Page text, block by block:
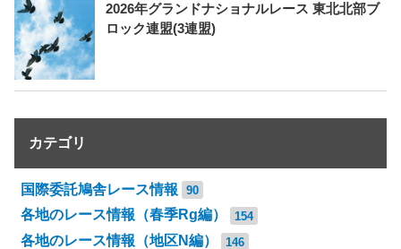
2026年グランドナショナルレース 東北北部ブ
ロック連盟(3連盟)
カテゴリ
国際委託鳩舎レース情報 90
各地のレース情報（春季Rg編） 154
各地のレース情報（地区N編） 146